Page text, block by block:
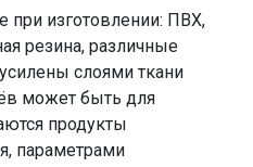
изготовлении: ПВХ,
резина, различные
слоями ткани
может быть для
продукты
параметрами